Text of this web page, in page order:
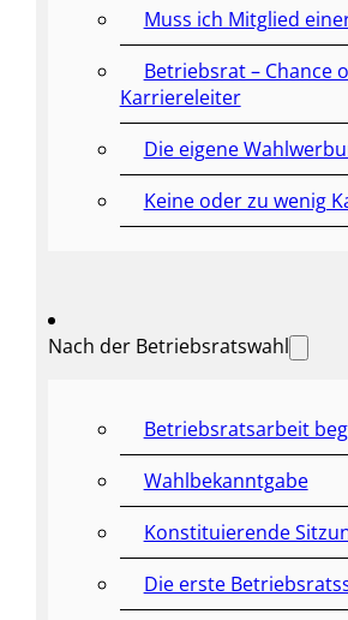
Muss ich Mitglied
Betriebsrat – Chance
Karriereleiter
Die eigene
Keine oder zu wenig
Nach der Betriebsratswahl
Betriebsratsarbeit
Wahlbekanntgabe
Konstituierende
Die erste